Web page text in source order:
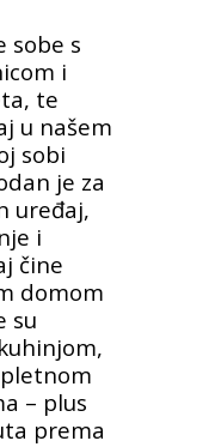
sobe s
i
te
u našem
sobi
je za
uređaj,
i
čine
domom
su
– plus
prema